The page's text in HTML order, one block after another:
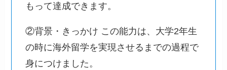
もって達成できます。
②背景・きっかけ この能力は、大学2年生
の時に海外留学を実現させるまでの過程で
身につけました。